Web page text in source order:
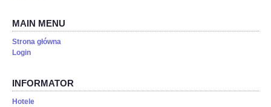
MAIN MENU
Strona główna
Login
INFORMATOR
Hotele